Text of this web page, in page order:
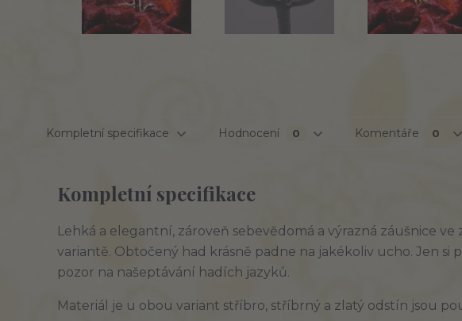
Kompletní specifikace Hodnocení 0 Komentáře 0
Kompletní specifikace
Lehká a elegantní, zároveň sebevědomá a výrazná záušnice
variantě. Obtočený had krásně padne na jakékoliv ucho. Jen
pozor na našeptávání hadích jazyků.
Materiál je u obou variant stříbro, stříbrný a zlatý odstín jsou